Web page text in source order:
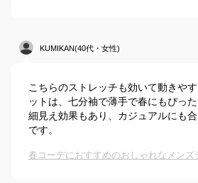
KUMIKAN(40代・女性)
こちらのストレッチも効いて動きや
ットは、七分袖で薄手で春にもぴっ
細見え効果もあり、カジュアルにも
です。